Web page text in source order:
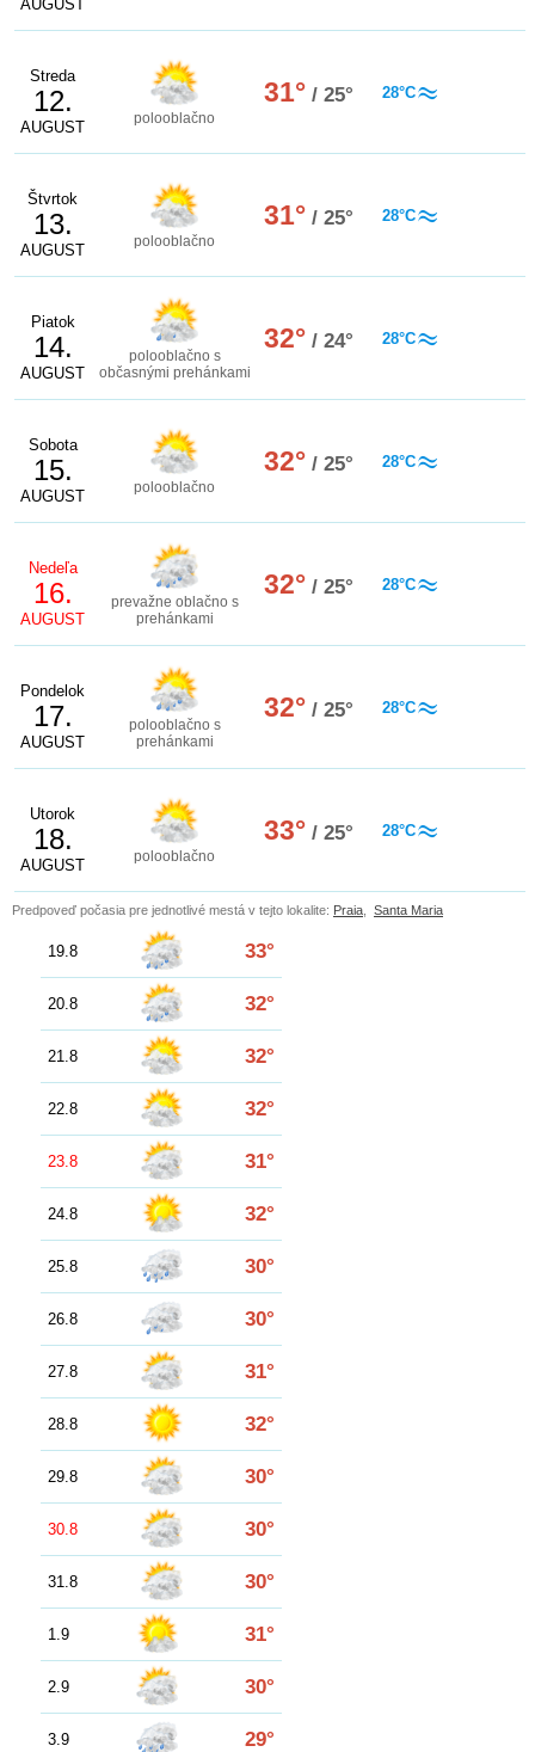
AUGUST
Streda
12.
AUGUST polooblačno
31° / 25° 28°C
Štvrtok
13.
AUGUST polooblačno
31° / 25° 28°C
Piatok
14.
AUGUST
polooblačno s
občasnými prehánkami
32° / 24° 28°C
Sobota
15.
AUGUST polooblačno
32° / 25° 28°C
Nedeľa
16.
AUGUST
prevažne oblačno s
prehánkami
32° / 25° 28°C
Pondelok
17.
AUGUST
polooblačno s
prehánkami
32° / 25° 28°C
Utorok
18.
AUGUST polooblačno
33° / 25° 28°C
Predpoveď počasia pre jednotlivé mestá v tejto lokalite: Praia Santa Maria
19.8 33°
20.8 32°
21.8 32°
22.8 32°
23.8 31°
24.8 32°
25.8 30°
26.8 30°
27.8 31°
28.8 32°
29.8 30°
30.8 30°
31.8 30°
1.9 31°
2.9 30°
3.9 29°